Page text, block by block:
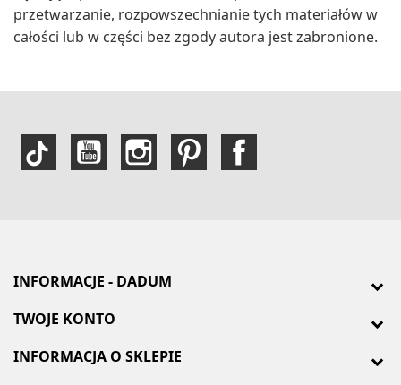
przetwarzanie, rozpowszechnianie tych materiałów w
całości lub w części bez zgody autora jest zabronione.
INFORMACJE - DADUM
TWOJE KONTO
INFORMACJA O SKLEPIE